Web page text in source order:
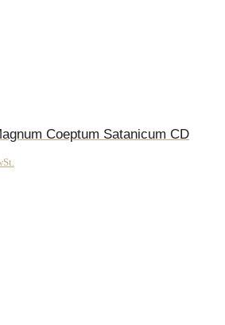
Coeptum Satanicum CD